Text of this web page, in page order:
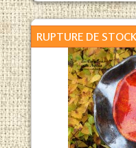
RUPTURE DE STOCK